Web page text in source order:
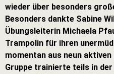
wieder über besonders
Besonders dankte Sabine
Übungsleiterin Michaela
Trampolin für ihren
momentan aus neun
Gruppe trainierte teils in der